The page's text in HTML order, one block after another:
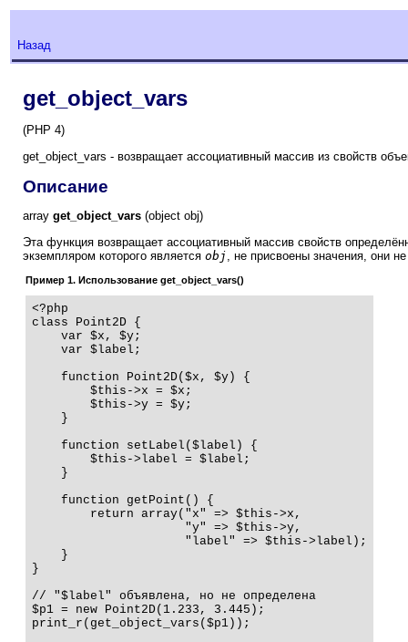
Назад
get_object_vars
(PHP 4)
get_object_vars - возвращает ассоциативный массив из свойств
Описание
array get_object_vars (object obj)
Эта функция возвращает ассоциативный массив свойств
экземпляром которого является obj , не присвоены значения, они
Пример 1. Использование get_object_vars()
<?php
class Point2D {
    var $x, $y;
    var $label;
    function Point2D($x, $y) {
        $this->x = $x;
        $this->y = $y;
    }
    function setLabel($label) {
        $this->label = $label;
    }
    function getPoint() {
        return array("x" => $this->x,
                     "y" => $this->y,
                     "label" => $this->label);
    }
}
// "$label" объявлена, но не определена
$p1 = new Point2D(1.233, 3.445);
print_r(get_object_vars($p1));